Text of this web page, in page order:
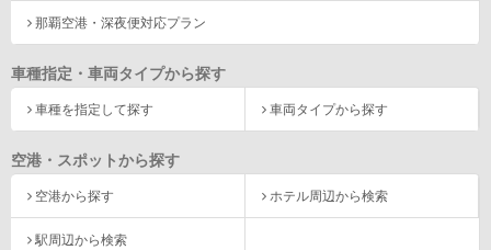
那覇空港・深夜便対応プラン
車種指定・車両タイプから探す
車種を指定して探す 車両タイプから探す
空港・スポットから探す
空港から探す ホテル周辺から検索
駅周辺から検索